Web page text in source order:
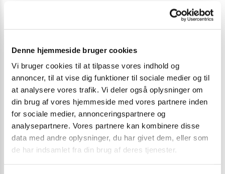
Denne hjemmeside bruger cookies
Vi bruger cookies til at tilpasse vores indhold og
annoncer, til at vise dig funktioner til sociale medier og til
at analysere vores trafik. Vi deler også oplysninger om
din brug af vores hjemmeside med vores partnere inden
for sociale medier, annonceringspartnere og
analysepartnere. Vores partnere kan kombinere disse
data med andre oplysninger, du har givet dem, eller som
de har indsamlet fra din brug af deres tjenester.
Vær den første til at anmelde “Oyakata Tantanmen
Hot & Spicy Noodles 55 g.”
Du skal værelogged infor at afgive en anmeldelse.
Varenummer (SKU): 3047
Kategori: Instant nudler & kopnudler
Gode alternativer til dette produkt